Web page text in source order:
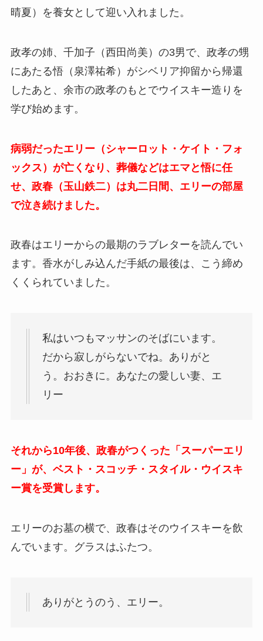
晴夏）を養女として迎い入れました。
政孝の姉、千加子（西田尚美）の3男で、政孝の甥
にあたる悟（泉澤祐希）がシベリア抑留から帰還
したあと、余市の政孝のもとでウイスキー造りを
学び始めます。
病弱だったエリー（シャーロット・ケイト・フォ
ックス）が亡くなり、葬儀などはエマと悟に任
せ、政春（玉山鉄二）は丸二日間、エリーの部屋
で泣き続けました。
政春はエリーからの最期のラブレターを読んでい
ます。香水がしみ込んだ手紙の最後は、こう締め
くくられていました。
私はいつもマッサンのそばにいます。
だから寂しがらないでね。ありがと
う。おおきに。あなたの愛しい妻、エ
リー
それから10年後、政春がつくった「スーパーエリ
ー」が、ベスト・スコッチ・スタイル・ウイスキ
ー賞を受賞します。
エリーのお墓の横で、政春はそのウイスキーを飲
んでいます。グラスはふたつ。
ありがとうのう、エリー。